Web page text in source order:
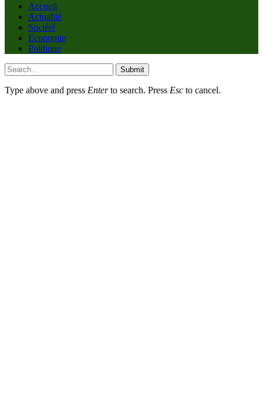
Accueil
Actualité
Société
Economie
Politique
Submit
Type above and press Enterto search. Press Esc to cancel.